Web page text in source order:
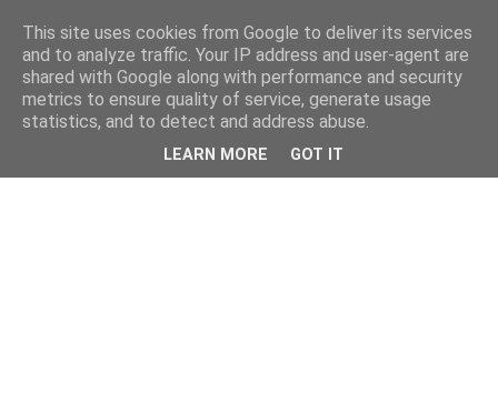
kristietim
viss, kas jāzin kristietim
This site uses cookies from Google to deliver its services
and to analyze traffic. Your IP address and user-agent are
shared with Google along with performance and security
metrics to ensure quality of service, generate usage
statistics, and to detect and address abuse.
LEARN MORE GOT IT